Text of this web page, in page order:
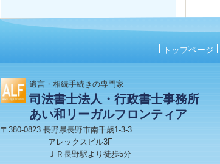
トップページ
遺言・相続手続きの専門家
司法書士法人・行政書士事務所
あい和リーガルフロンティア
〒380-0823 長野県長野市南千歳1-3-3
アレックスビル3F
ＪＲ長野駅より徒歩5分